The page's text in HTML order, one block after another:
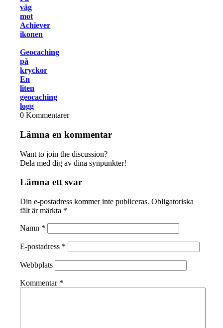
väg
mot
Achiever
ikonen
Geocaching
på
kryckor
En
liten
geocaching
logg
0 Kommentarer
Lämna en kommentar
Want to join the discussion?
Dela med dig av dina synpunkter!
Lämna ett svar
Din e-postadress kommer inte publiceras. Obligatoriska
fält är märkta *
Namn *
E-postadress *
Webbplats
Kommentar *